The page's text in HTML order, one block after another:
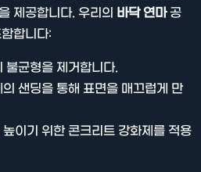
제공합니다. 우리의 바닥 연마공
합니다:
불균형을 제거합니다.
의 샌딩을 통해 표면을 매끄럽게 만
높이기 위한 콘크리트 강화제를 적용